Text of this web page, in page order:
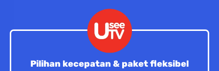
Pilihan kecepatan & paket fleksibel